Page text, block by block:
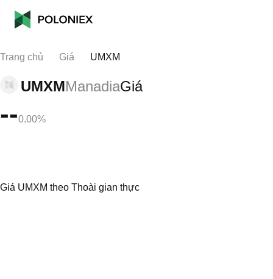
Trang chủ Giá UMXM
UMXMManadiaGiá
--0.00%
Giá UMXM theo Thoài gian thực